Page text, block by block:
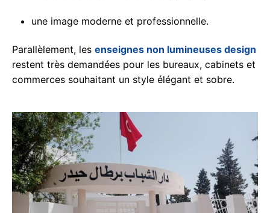
une image moderne et professionnelle.
Parallèlement, les enseignes non lumineuses design
restent très demandées pour les bureaux, cabinets et
commerces souhaitant un style élégant et sobre.